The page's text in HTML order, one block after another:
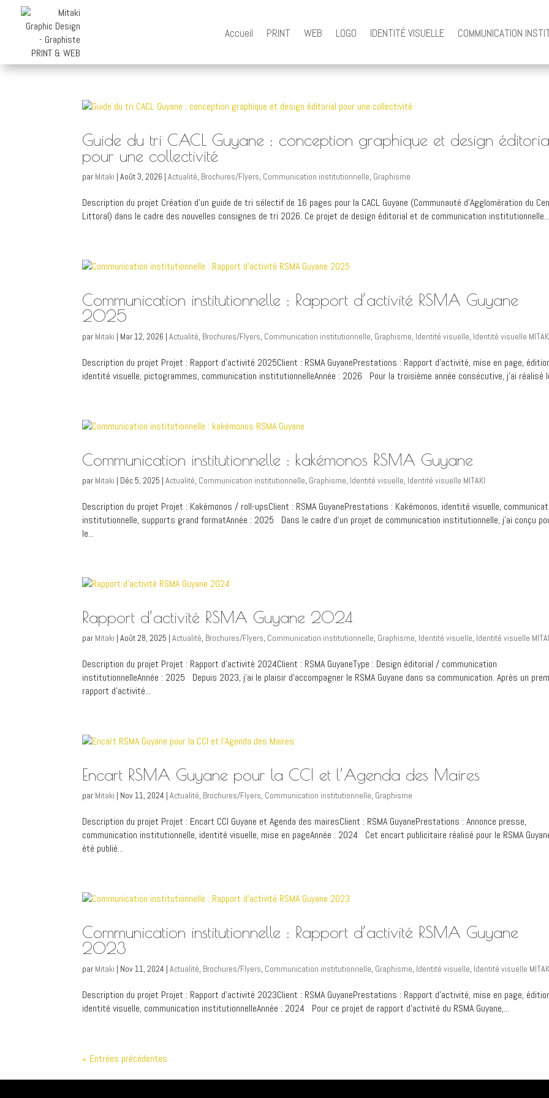
Accueil PRINT WEB LOGO IDENTITÉ VISUELLE COMMUNICATION
Guide du tri CACL Guyane : conception graphique et design
pour une collectivité
par Mitaki |Août 3, 2026 |Actualité, Brochures/Flyers, Communication institutionnelle, Graphisme
Description du projet Création d’un guide de tri sélectif de 16 pages pour la CACL Guyane (Communauté d’Agglomération du
Littoral) dans le cadre des nouvelles consignes de tri 2026. Ce projet de design éditorial et de communication institutionnelle...
Communication institutionnelle : Rapport d’activité RSMA Guyane
2025
par Mitaki | Mar 12, 2026 |Actualité, Brochures/Flyers, Communication institutionnelle, Graphisme, Identité visuelle, Identité visuelle
Description du projet Projet : Rapport d’activité 2025Client : RSMA GuyanePrestations : Rapport d’activité, mise en page,
identité visuelle, pictogrammes, communication institutionnelleAnnée : 2026 Pour la troisième année consécutive, j’ai réalisé
Communication institutionnelle : kakémonos RSMA Guyane
par Mitaki | Déc 5, 2025 |Actualité, Communication institutionnelle, Graphisme, Identité visuelle, Identité visuelle MITAKI
Description du projet Projet : Kakémonos / roll-upsClient : RSMA GuyanePrestations : Kakémonos, identité visuelle,
institutionnelle, supports grand formatAnnée : 2025 Dans le cadre d’un projet de communication institutionnelle, j’ai conçu
le...
Rapport d’activité RSMA Guyane 2024
par Mitaki |Août 28, 2025 |Actualité, Brochures/Flyers, Communication institutionnelle, Graphisme, Identité visuelle, Identité visuelle
Description du projet Projet : Rapport d’activité 2024Client : RSMA GuyaneType : Design éditorial / communication
institutionnelleAnnée : 2025 Depuis 2023, j’ai le plaisir d’accompagner le RSMA Guyane dans sa communication. Après un
rapport d’activité...
Encart RSMA Guyane pour la CCI et l’Agenda des Maires
par Mitaki | Nov 11, 2024 |Actualité, Brochures/Flyers, Communication institutionnelle, Graphisme
Description du projet Projet : Encart CCI Guyane et Agenda des mairesClient : RSMA GuyanePrestations : Annonce presse,
communication institutionnelle, identité visuelle, mise en pageAnnée : 2024 Cet encart publicitaire réalisé pour le RSMA
été publié...
Communication institutionnelle : Rapport d’activité RSMA Guyane
2023
par Mitaki | Nov 11, 2024 |Actualité, Brochures/Flyers, Communication institutionnelle, Graphisme, Identité visuelle, Identité visuelle
Description du projet Projet : Rapport d’activité 2023Client : RSMA GuyanePrestations : Rapport d’activité, mise en page,
identité visuelle, communication institutionnelleAnnée : 2024 Pour ce projet de rapport d’activité du RSMA Guyane,...
« Entrées précédentes